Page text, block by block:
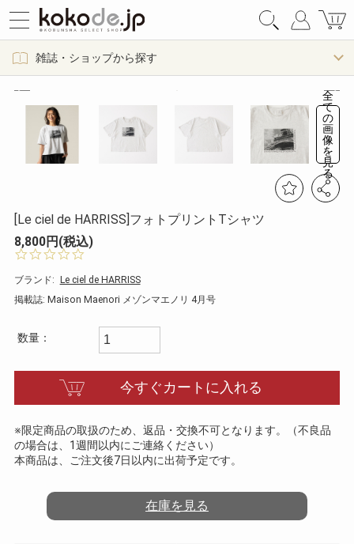
雑誌・ショップから探す
全
て
の
画
像
を
見
る
[Le ciel de HARRISS]フォトプリントTシャツ
8,800円(税込)
0.
s
t
a
i
n
g
ブランド:
Le ciel de HARRISS
掲載誌: Maison Maenori メゾンマエノリ 4月号
数量：
今すぐカートに入れる
※限定商品の取扱のため、返品・交換不可となります。（不良品
の場合は、1週間以内にご連絡ください）
本商品は、ご注文後7日以内に出荷予定です。
在庫を見る